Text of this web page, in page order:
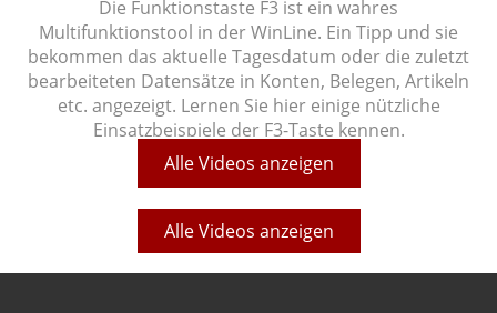
Die Funktionstaste F3 ist ein wahres
Multifunktionstool in der WinLine. Ein Tipp und sie
bekommen das aktuelle Tagesdatum oder die zuletzt
bearbeiteten Datensätze in Konten, Belegen, Artikeln
etc. angezeigt. Lernen Sie hier einige nützliche
Einsatzbeispiele der F3-Taste kennen.
Alle Videos anzeigen
Alle Videos anzeigen